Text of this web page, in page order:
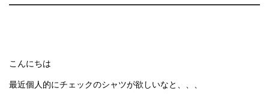
こんにちは
最近個人的にチェックのシャツが欲しいなと、、、